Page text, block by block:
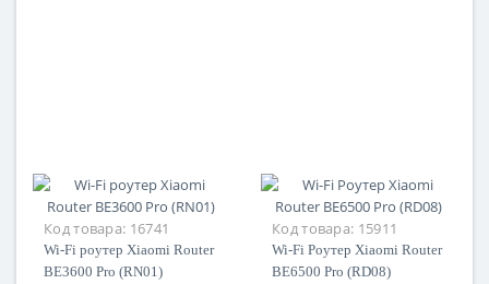
Код товара: 16741
Wi-Fi роутер Xiaomi Router
BE3600 Pro (RN01)
Код товара: 15911
Wi-Fi Роутер Xiaomi Router
BE6500 Pro (RD08)